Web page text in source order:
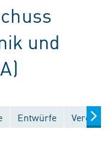
und
Entwürfe